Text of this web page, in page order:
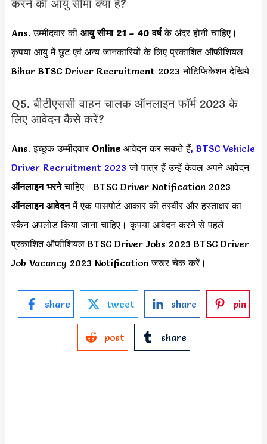
करने की आयु सीमा क्या है?
Ans. उम्मीदवार की आयु सीमा 21 – 40 वर्षके अंदर होनी चाहिए।
कृपया आयु में छूट एवं अन्य जानकारियों के लिए प्रकाशित ऑफीशियल
Bihar BTSC Driver Recruitment 2023 नोटिफिकेशन देखिये।
Q5. बीटीएससी वाहन चालक ऑनलाइन फॉर्म 2023 के
लिए आवेदन कैसे करें?
Ans. इच्छुक उम्मीदवार Online आवेदन कर सकते हैं, BTSC Vehicle
Driver Recruitment 2023जो पात्र हैं उन्हें केवल अपने आवेदन
ऑनलाइन भरनेचाहिए। BTSC Driver Notification 2023
ऑनलाइन आवेदनमें एक पासपोर्ट आकार की तस्वीर और हस्ताक्षर का
स्कैन अपलोड किया जाना चाहिए। कृपया आवेदन करने से पहले
प्रकाशित ऑफीशियल BTSC Driver Jobs 2023 BTSC Driver
Job Vacancy 2023 Notification जरूर चेक करें।
share tweet share pin
post share